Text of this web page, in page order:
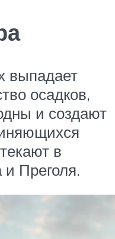
выпадает
осадков,
и создают
в
Преголя.